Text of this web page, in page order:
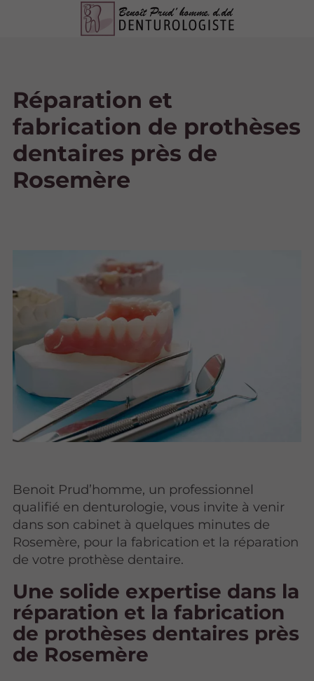
Réparation et
fabrication de prothèses
dentaires près de
Rosemère
Benoit Prud’homme, un professionnel
qualifié en denturologie, vous invite à venir
dans son cabinet à quelques minutes de
Rosemère, pour la fabrication et la réparation
de votre prothèse dentaire.
Une solide expertise dans la
réparation et la fabrication
de prothèses dentaires près
de Rosemère